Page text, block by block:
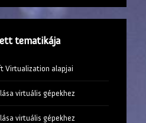
tematikája
Virtualization alapjai
virtuális gépekhez
virtuális gépekhez